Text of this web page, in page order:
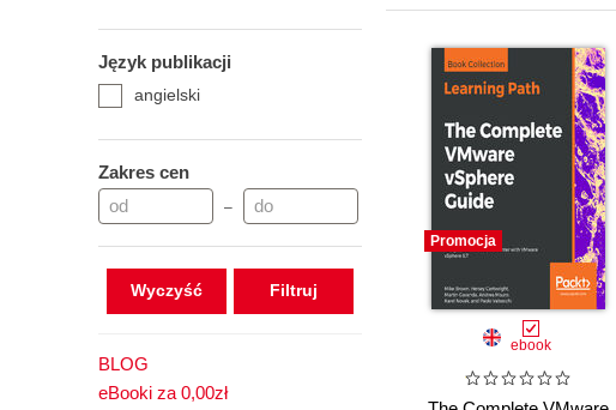
Język publikacji
angielski
Zakres cen
–
Wyczyść
BLOG
eBooki za 0,00zł
Promocja
ebook